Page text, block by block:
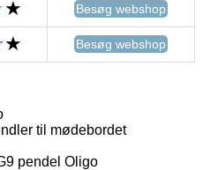
Besøg webshop
Besøg webshop
til mødebordet
pendel Oligo